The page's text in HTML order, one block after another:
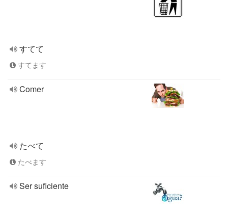
すてて
すてます
Comer
たべて
たべます
Ser suficiente